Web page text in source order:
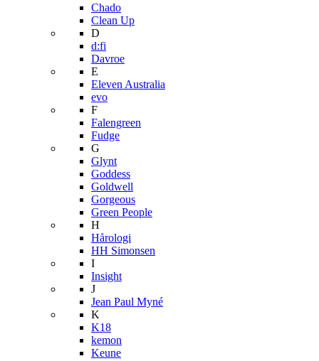
Chado
Clean Up
D
d:fi
Davroe
E
Eleven Australia
evo
F
Falengreen
Fudge
G
Glynt
Goddess
Goldwell
Gorgeous
Green People
H
Hårologi
HH Simonsen
I
Insight
J
Jean Paul Myné
K
K18
kemon
Keune